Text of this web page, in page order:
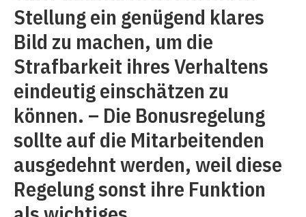
Stellung ein genügend klares
Bild zu machen, um die
Strafbarkeit ihres Verhaltens
eindeutig einschätzen zu
können. – Die Bonusregelung
sollte auf die Mitarbeitenden
ausgedehnt werden, weil diese
Regelung sonst ihre Funktion